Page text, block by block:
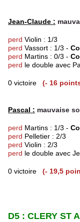
Jean-Claude :
perd Violin : 1/3
perd Vassort : 1/3 -
perd Martins : 0/3 -
perd le double avec
0 victoire (- 16
Pascal : mauvaise
perd Martins : 1/3 -
perd Pelletier : 2/3
perd Violin : 2/3
perd le double avec
0 victoire (- 19,5
D5 : CLERY ST